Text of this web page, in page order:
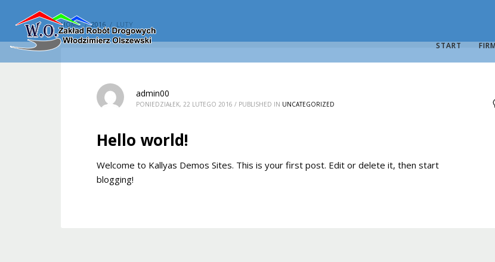
START
HOME 2016 LUTY
admin00
PONIEDZIAŁEK, 22 LUTEGO 2016 / PUBLISHED IN UNCATEGORIZED
Hello world!
Welcome to Kallyas Demos Sites. This is your first post. Edit or delete it, then start
blogging!